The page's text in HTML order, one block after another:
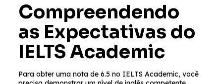
Compreendendo
as Expectativas do
IELTS Academic
Para obter uma nota de 6.5 no IELTS Academic, você